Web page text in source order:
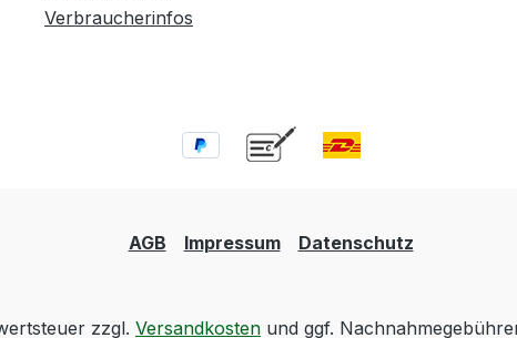
Verbraucherinfos
AGB Impressum Datenschutz
zzgl. Versandkosten und ggf.